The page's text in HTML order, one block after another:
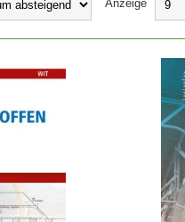
Anzeige
IN